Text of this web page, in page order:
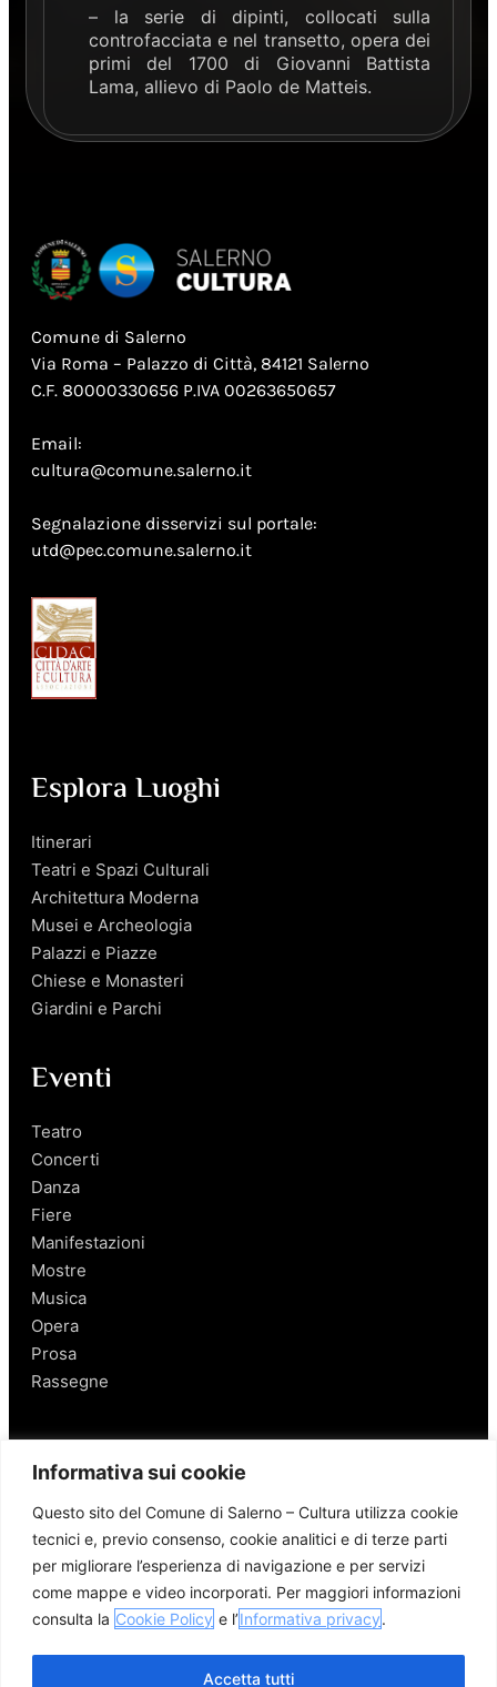
Informativa sui cookie
Questo sito del Comune di Salerno – Cultura utilizza cookie
tecnici e, previo consenso, cookie analitici e di terze parti
per migliorare l’esperienza di navigazione e per servizi
come mappe e video incorporati. Per maggiori informazioni
consulta la Cookie Policy e l’Informativa privacy.
Accetta tutti
– la serie di dipinti, collocati sulla
controfacciata e nel transetto, opera dei
primi del 1700 di Giovanni Battista
Lama, allievo di Paolo de Matteis.
Comune di Salerno
Via Roma – Palazzo di Città, 84121 Salerno
C.F. 80000330656 P.IVA 00263650657
Email:
cultura@comune.salerno.it
Segnalazione disservizi sul portale:
utd@pec.comune.salerno.it
Esplora Luoghi
Itinerari
Teatri e Spazi Culturali
Architettura Moderna
Musei e Archeologia
Palazzi e Piazze
Chiese e Monasteri
Giardini e Parchi
Eventi
Teatro
Concerti
Danza
Fiere
Manifestazioni
Mostre
Musica
Opera
Prosa
Rassegne
Salerno
Personaggi
Enogastronomia
Mobilità a Salerno
Luoghi nei Dintorni
Link utili